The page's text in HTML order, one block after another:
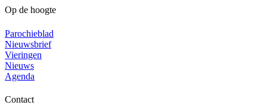
Op de hoogte
Parochieblad
Nieuwsbrief
Vieringen
Nieuws
Agenda
Contact